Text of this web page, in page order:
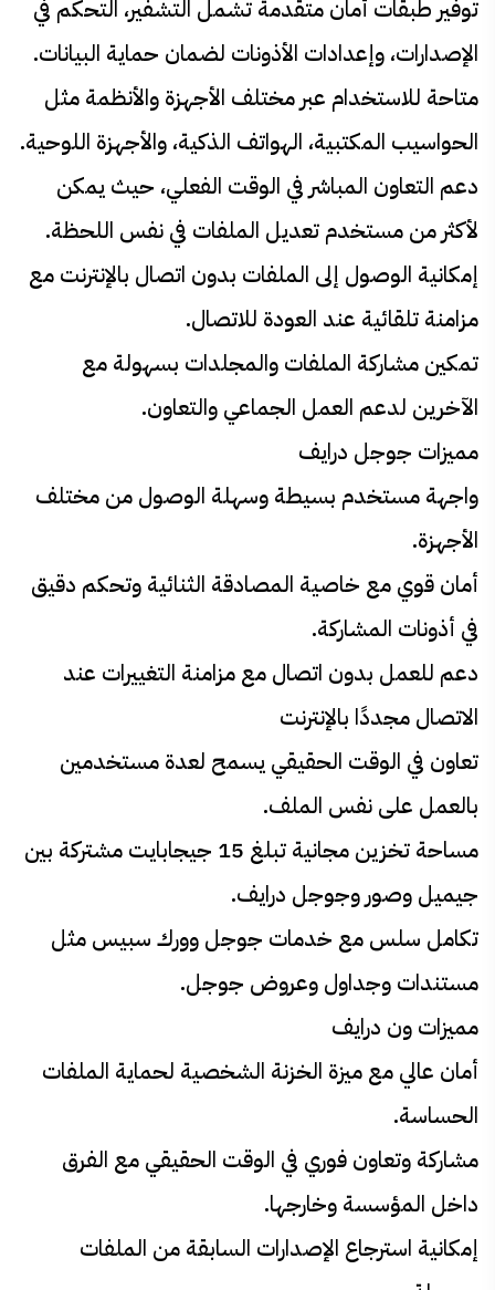
توفير طبقات أمان متقدمة تشمل التشفير، التحكم في
الإصدارات، وإعدادات الأذونات لضمان حماية البيانات.
متاحة للاستخدام عبر مختلف الأجهزة والأنظمة مثل
الحواسيب المكتبية، الهواتف الذكية، والأجهزة اللوحية.
دعم التعاون المباشر في الوقت الفعلي، حيث يمكن
لأكثر من مستخدم تعديل الملفات في نفس اللحظة.
إمكانية الوصول إلى الملفات بدون اتصال بالإنترنت مع
مزامنة تلقائية عند العودة للاتصال.
تمكين مشاركة الملفات والمجلدات بسهولة مع
الآخرين لدعم العمل الجماعي والتعاون.
مميزات جوجل درايف
واجهة مستخدم بسيطة وسهلة الوصول من مختلف
الأجهزة.
أمان قوي مع خاصية المصادقة الثنائية وتحكم دقيق
في أذونات المشاركة.
دعم للعمل بدون اتصال مع مزامنة التغييرات عند
الاتصال مجددًا بالإنترنت
تعاون في الوقت الحقيقي يسمح لعدة مستخدمين
بالعمل على نفس الملف.
مساحة تخزين مجانية تبلغ 15 جيجابايت مشتركة بين
جيميل وصور وجوجل درايف.
تكامل سلس مع خدمات جوجل وورك سبيس مثل
مستندات وجداول وعروض جوجل.
مميزات ون درايف
أمان عالي مع ميزة الخزنة الشخصية لحماية الملفات
الحساسة.
مشاركة وتعاون فوري في الوقت الحقيقي مع الفرق
داخل المؤسسة وخارجها.
إمكانية استرجاع الإصدارات السابقة من الملفات